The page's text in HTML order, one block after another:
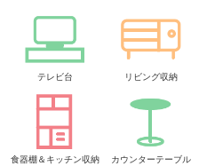
テレビ台 リビング収納
食器棚＆キッチン収納 カウンターテーブル